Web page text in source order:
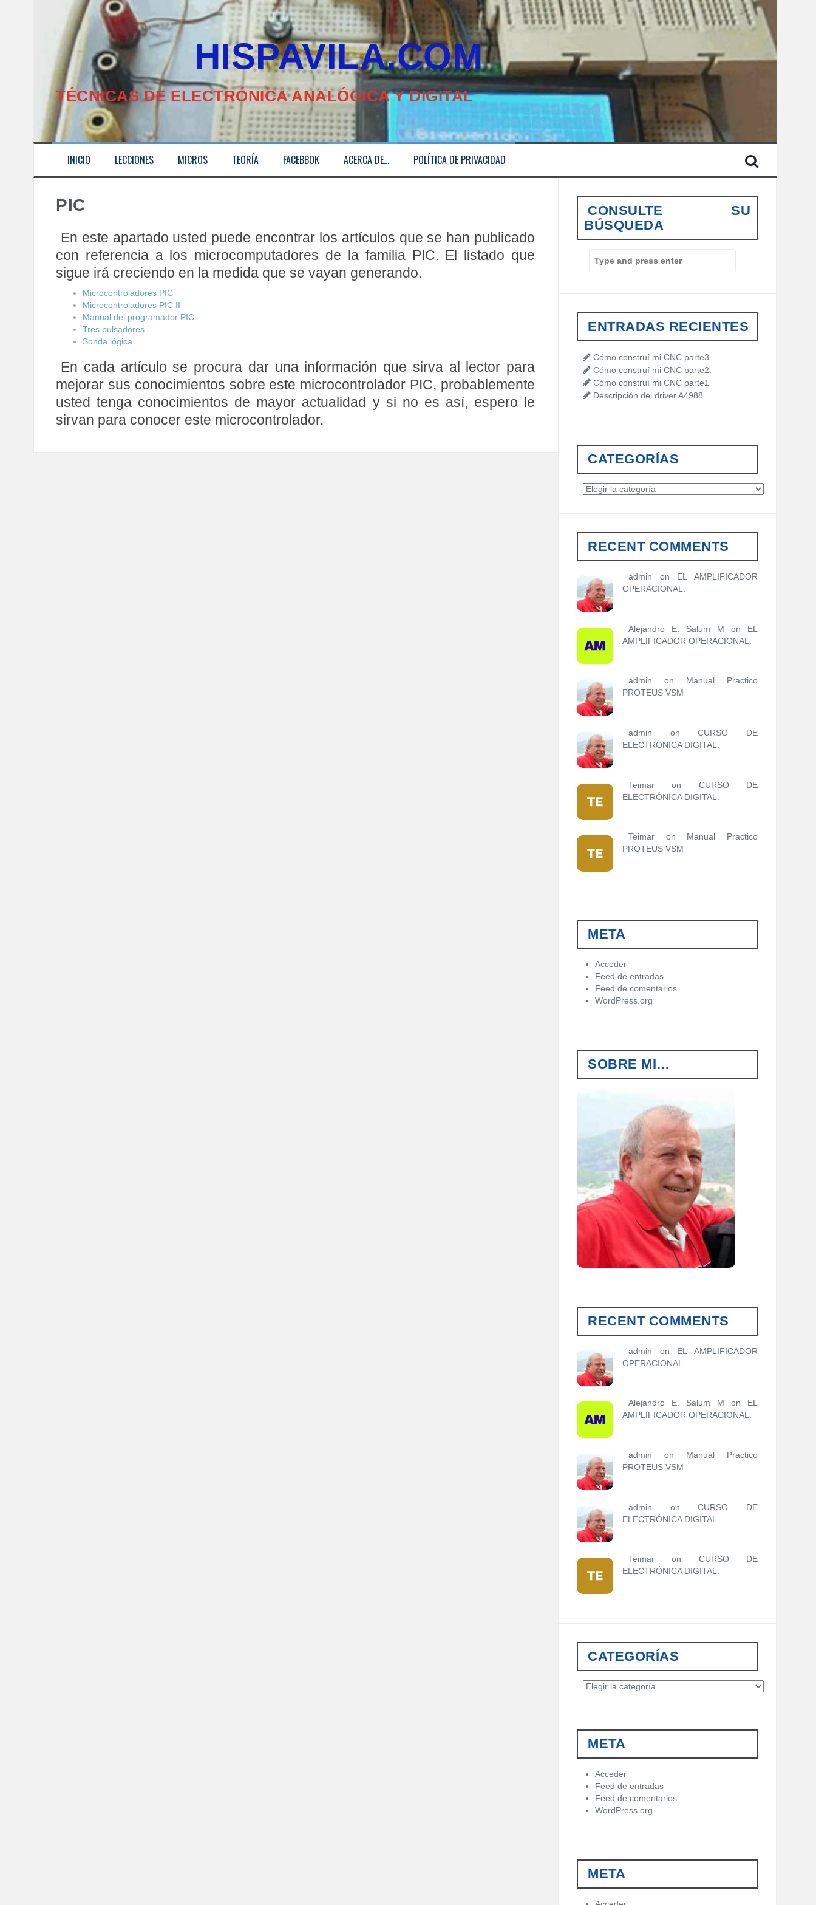
HISPAVILA.COM
TÉCNICAS DE ELECTRÓNICA ANALÓGICA Y DIGITAL
INICIO LECCIONES MICROS TEORÍA FACEBBOK ACERCA DE… POLÍTICA DE PRIVACIDAD
PIC
En este apartado usted puede encontrar los artículos que se han publicado
con referencia a los microcomputadores de la familia PIC. El listado que
sigue irá creciendo en la medida que se vayan generando.
Microcontroladores PIC
Microcontroladores PIC II
Manual del programador PIC
Tres pulsadores
Sonda lógica
En cada artículo se procura dar una información que sirva al lector para
mejorar sus conocimientos sobre este microcontrolador PIC, probablemente
usted tenga conocimientos de mayor actualidad y si no es así, espero le
sirvan para conocer este microcontrolador.
CONSULTE SU
BÚSQUEDA
h
f
o
r
:
ENTRADAS RECIENTES
Cómo construí mi CNC parte3.
Cómo construí mi CNC parte2.
Cómo construí mi CNC parte1
Descripción del driver A4988
CATEGORÍAS
C
r
a
s
RECENT COMMENTS
admin on EL AMPLIFICADOR
OPERACIONAL.
Alejandro E. Salum M on EL
AMPLIFICADOR OPERACIONAL.
admin on Manual Practico
PROTEUS VSM
admin onCURSO DE
ELECTRÓNICA DIGITAL.
Teimar on CURSO DE
ELECTRÓNICA DIGITAL.
Teimar on Manual Practico
PROTEUS VSM
META
Acceder
Feed de entradas
Feed de comentarios
WordPress.org
SOBRE MI…
RECENT COMMENTS
admin on EL AMPLIFICADOR
OPERACIONAL.
Alejandro E. Salum M on EL
AMPLIFICADOR OPERACIONAL.
admin on Manual Practico
PROTEUS VSM
admin onCURSO DE
ELECTRÓNICA DIGITAL.
Teimar on CURSO DE
ELECTRÓNICA DIGITAL.
CATEGORÍAS
C
r
a
s
META
Acceder
Feed de entradas
Feed de comentarios
WordPress.org
META